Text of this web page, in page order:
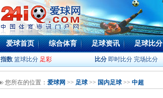
爱球首页 综合体育 足球资讯 足球比分
指数 篮球比分 足彩 比分 即时比分 完场比分
您所在的位置： 爱球网 >> 足球>> 国内足球>> 中超